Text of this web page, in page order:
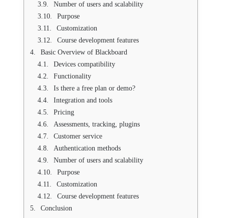
Number of users and scalability
Purpose
Customization
Course development features
Basic Overview of Blackboard
Devices compatibility
Functionality
Is there a free plan or demo?
Integration and tools
Pricing
Assessments, tracking, plugins
Customer service
Authentication methods
Number of users and scalability
Purpose
Customization
Course development features
Conclusion